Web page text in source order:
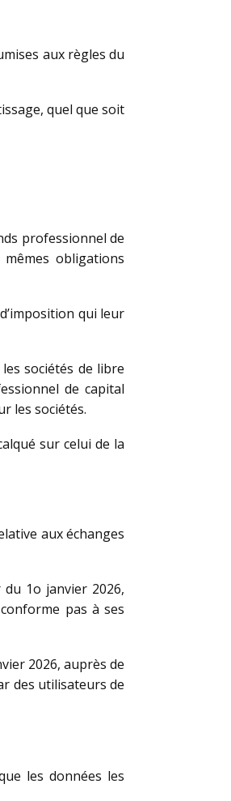
aux règles du
quel que soit
professionnel de
obligations
qui leur
sociétés de libre
de capital
les sociétés.
sur celui de la
aux échanges
1o janvier 2026,
pas à ses
2026, auprès de
des utilisateurs de
les données les